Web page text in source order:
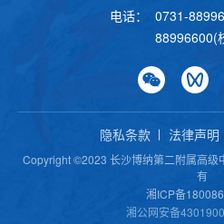
电话：
0731-
88996600(
Copyright ©2023 长沙博纳第二附属高级
有
湘ICP备
湘公网安备
隐私条款 法律声明